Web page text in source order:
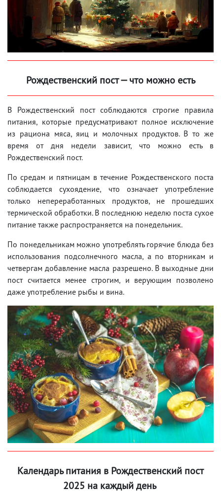
Рождественский пост — что можно есть
В Рождественский пост соблюдаются строгие правила
питания, которые предусматривают полное исключение
из рациона мяса, яиц и молочных продуктов. В то же
время от дня недели зависит, что можно есть в
Рождественский пост.
По средам и пятницам в течение Рождественского поста
соблюдается сухоядение, что означает употребление
только непереработанных продуктов, не прошедших
термической обработки. В последнюю неделю поста сухое
питание также распространяется на понедельник.
По понедельникам можно употреблять горячие блюда без
использования подсолнечного масла, а по вторникам и
четвергам добавление масла разрешено. В выходные дни
пост считается менее строгим, и верующим позволено
даже употребление рыбы и вина.
Календарь питания в Рождественский пост
2025 на каждый день